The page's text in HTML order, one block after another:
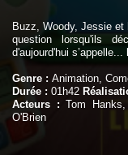
Buzz, Woody, Jessie
question lorsqu'ils
d'aujourd'hui s’appelle...
Genre : Animation,
Durée : 01h42
Acteurs : Tom
O'Brien